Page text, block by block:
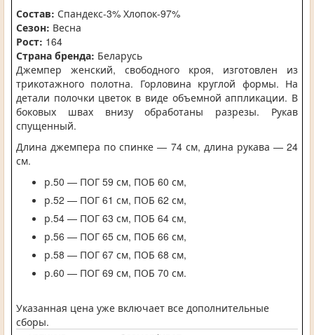
Состав: Спандекс-3% Хлопок-97%
Сезон: Весна
Рост: 164
Страна бренда: Беларусь
Джемпер женский, свободного кроя, изготовлен из
трикотажного полотна. Горловина круглой формы. На
детали полочки цветок в виде объемной аппликации. В
боковых швах внизу обработаны разрезы. Рукав
спущенный.
Длина джемпера по спинке — 74 см, длина рукава — 24
см.
р.50 — ПОГ 59 см, ПОБ 60 см,
р.52 — ПОГ 61 см, ПОБ 62 см,
р.54 — ПОГ 63 см, ПОБ 64 см,
р.56 — ПОГ 65 см, ПОБ 66 см,
р.58 — ПОГ 67 см, ПОБ 68 см,
р.60 — ПОГ 69 см, ПОБ 70 см.
Указанная цена уже включает все дополнительные
сборы.